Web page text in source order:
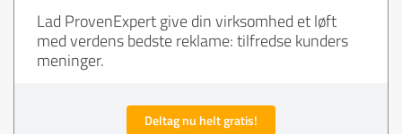
Lad ProvenExpert give din virksomhed et løft
med verdens bedste reklame: tilfredse kunders
meninger.
Deltag nu helt gratis!